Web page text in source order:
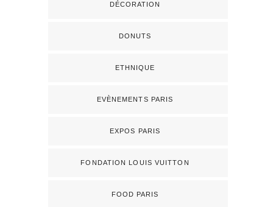
DÉCORATION
DONUTS
ETHNIQUE
EVÈNEMENTS PARIS
EXPOS PARIS
FONDATION LOUIS VUITTON
FOOD PARIS